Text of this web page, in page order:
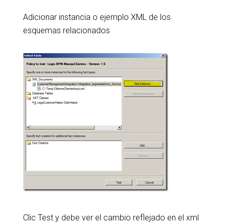
Adicionar instancia o ejemplo XML de los
esquemas relacionados
Clic Test y debe ver el cambio reflejado en el xml